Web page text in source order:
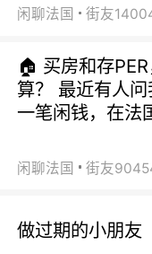
闲聊法国
🏠 买房和存
算？ 最近有人
一笔闲钱，在法
闲聊法国
做过期的小朋友